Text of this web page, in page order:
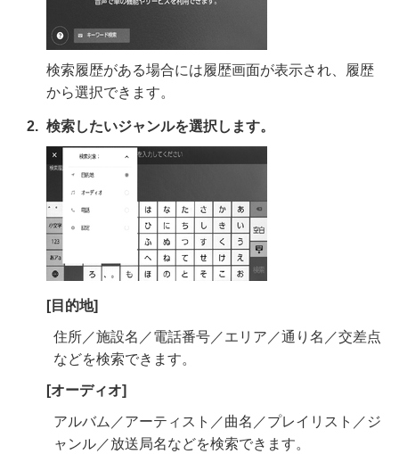
検索履歴がある場合には履歴画面が表示され、履歴
から選択できます。
検索したいジャンルを選択します。
[‍目的地‍]
住所／施設名／電話番号／エリア／通り名／交差点
などを検索できます。
[‍オーディオ‍]
アルバム／アーティスト／曲名／プレイリスト／ジ
ャンル／放送局名などを検索できます。